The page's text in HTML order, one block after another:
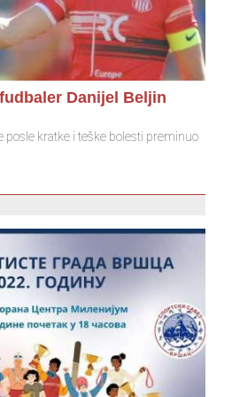
Danijel Beljin
posle kratke i teške bolesti preminuo